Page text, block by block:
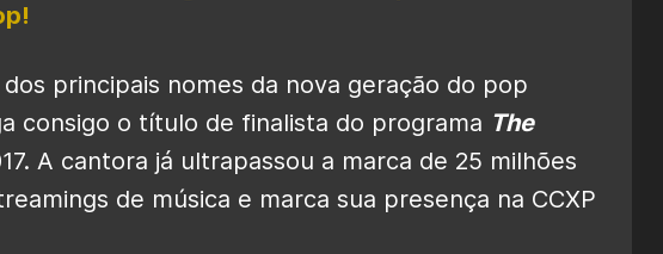
principais nomes da nova geração do pop
consigo o título de finalista do programa The
A cantora já ultrapassou a marca de 25 milhões
de música e marca sua presença na CCXP